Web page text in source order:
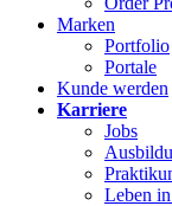
Marken
Portfolio
Portale
Kunde werden
Karriere
Jobs
Leben